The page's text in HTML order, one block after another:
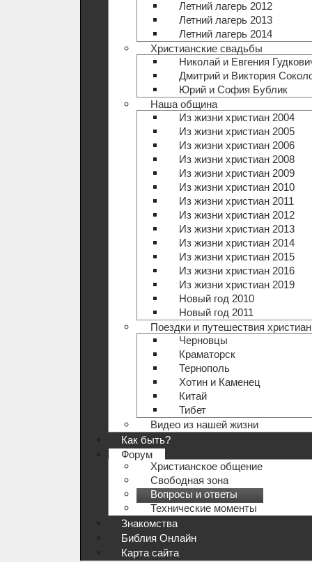
Летний лагерь 2012
Летний лагерь 2013
Летний лагерь 2014
Христианские свадьбы
Николай и Евгения
Дмитрий и Виктория
Юрий и София Бублик
Наша община
Из жизни христиан 2004
Из жизни христиан 2005
Из жизни христиан 2006
Из жизни христиан 2008
Из жизни христиан 2009
Из жизни христиан 2010
Из жизни христиан 2011
Из жизни христиан 2012
Из жизни христиан 2013
Из жизни христиан 2014
Из жизни христиан 2015
Из жизни христиан 2016
Из жизни христиан 2019
Новый год 2010
Новый год 2011
Поездки и путешествия христиан
Черновцы
Краматорск
Тернополь
Хотин и Каменец
Китай
Тибет
Видео из нашей жизни
Как быть?
Форум
Христианское общение
Свободная зона
Вопросы и ответы
Технические моменты
Знакомства
Библия Онлайн
Карта сайта